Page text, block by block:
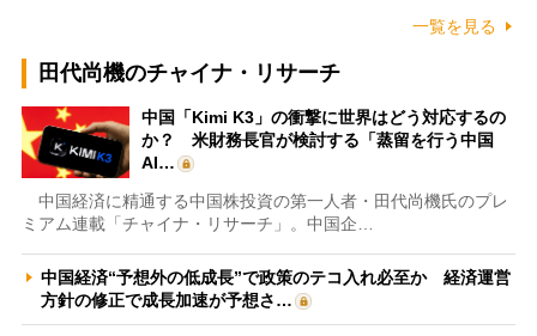
一覧を見る
田代尚機のチャイナ・リサーチ
中国「Kimi K3」の衝撃に世界はどう対応するの
か？ 米財務長官が検討する「蒸留を行う中国
AI…
中国経済に精通する中国株投資の第一人者・田代尚機氏のプレ
ミアム連載「チャイナ・リサーチ」。中国企…
中国経済“予想外の低成長”で政策のテコ入れ必至か 経済運営
方針の修正で成長加速が予想さ…